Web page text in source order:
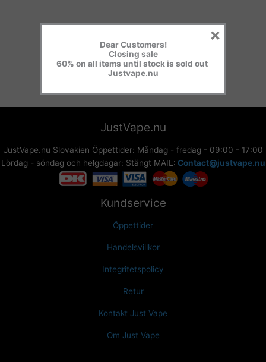
JustVape.nu
JustVape.nu Slovakien Öppettider: Måndag - fredag - 09:00 - 17:00
Lördag - söndag och helgdagar: Stängt MAIL: Contact@justvape.nu
Kundservice
Öppettider
Handelsvillkor
Integritetspolicy
Retur
Kontakt Just Vape
Om Just Vape
Dear Customers!
Closing sale
60% on all items until stock is sold out
Justvape.nu
×